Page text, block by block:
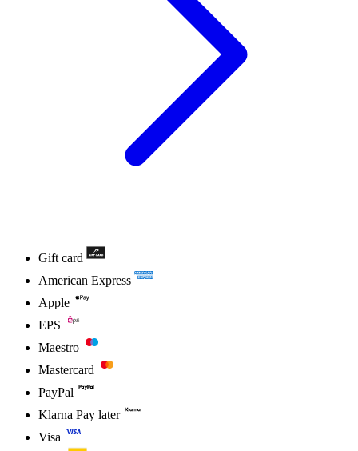
Gift card
American Express
Apple
EPS
Maestro
Mastercard
PayPal
Klarna Pay later
Visa